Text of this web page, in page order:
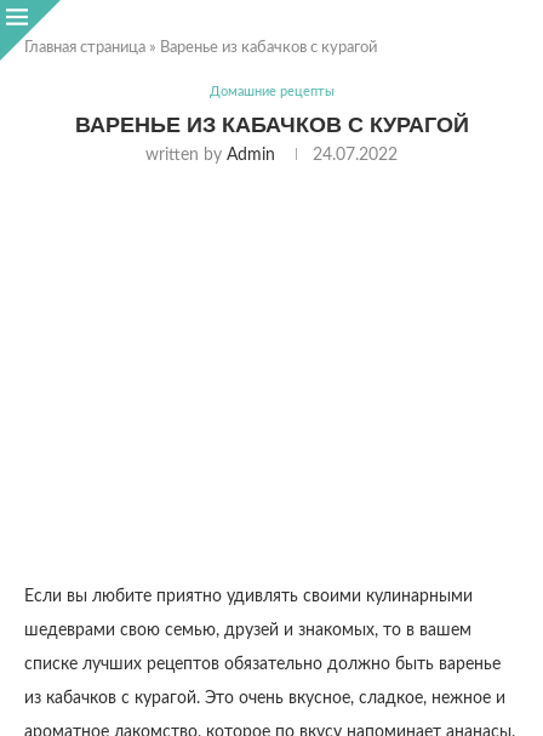
Главная страница » Варенье из кабачков с курагой
Домашние рецепты
ВАРЕНЬЕ ИЗ КАБАЧКОВ С КУРАГОЙ
written by Admin 24.07.2022
Если вы любите приятно удивлять своими кулинарными
шедеврами свою семью, друзей и знакомых, то в вашем
списке лучших рецептов обязательно должно быть варенье
из кабачков с курагой. Это очень вкусное, сладкое, нежное и
ароматное лакомство, которое по вкусу напоминает ананасы.